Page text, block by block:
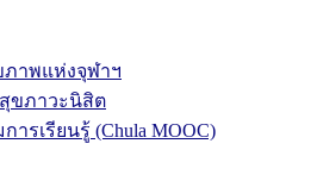
าพแห่งจุฬาฯ
ขภาวะนิสิต
ารเรียนรู้ (Chula MOOC)